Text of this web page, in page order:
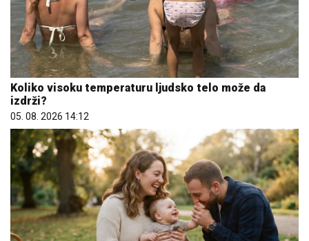
Koliko visoku temperaturu ljudsko telo može da
izdrži?
05. 08. 2026 14:12